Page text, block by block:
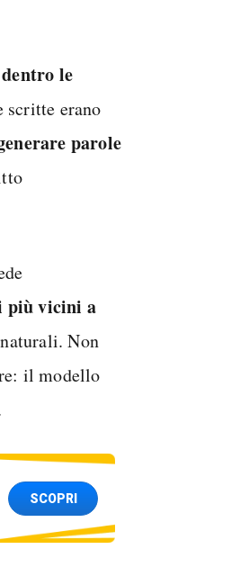
le
scritte erano
parole
più vicini a
Non
il modello
SCOPRI